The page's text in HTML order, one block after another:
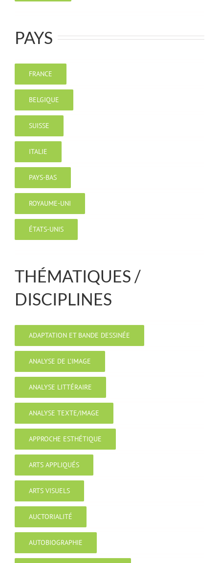
PAYS
FRANCE
BELGIQUE
SUISSE
ITALIE
PAYS-BAS
ROYAUME-UNI
ÉTATS-UNIS
THÉMATIQUES /
DISCIPLINES
ADAPTATION ET BANDE DESSINÉE
ANALYSE DE L’IMAGE
ANALYSE LITTÉRAIRE
ANALYSE TEXTE/IMAGE
APPROCHE ESTHÉTIQUE
ARTS APPLIQUÉS
ARTS VISUELS
AUCTORIALITÉ
AUTOBIOGRAPHIE